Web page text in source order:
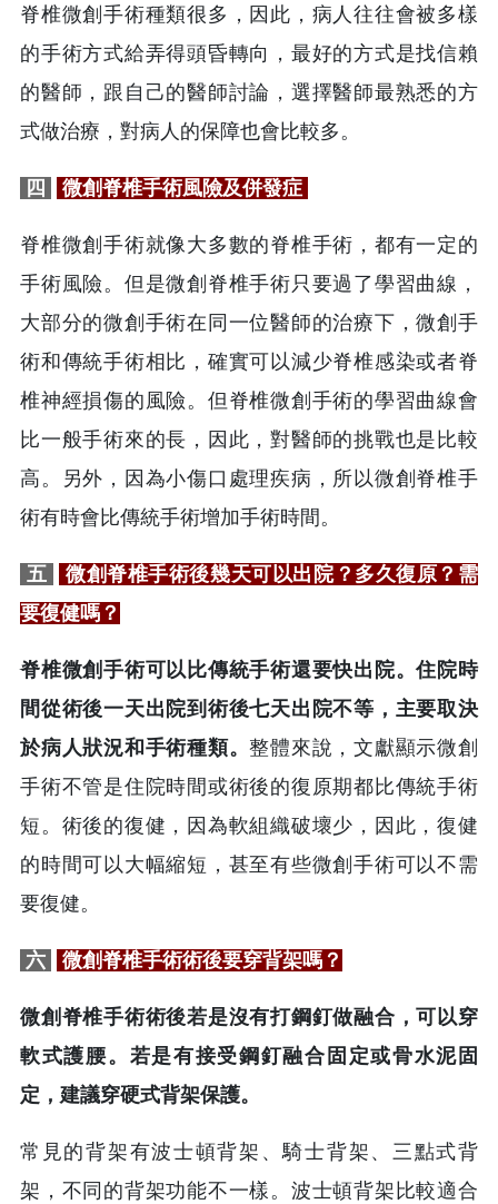
脊椎微創手術種類很多，因此，病人往往會被多樣
的手術方式給弄得頭昏轉向，最好的方式是找信賴
的醫師，跟自己的醫師討論，選擇醫師最熟悉的方
式做治療，對病人的保障也會比較多。
四 微創脊椎手術風險及併發症
脊椎微創手術就像大多數的脊椎手術，都有一定的
手術風險。但是微創脊椎手術只要過了學習曲線，
大部分的微創手術在同一位醫師的治療下，微創手
術和傳統手術相比，確實可以減少脊椎感染或者脊
椎神經損傷的風險。但脊椎微創手術的學習曲線會
比一般手術來的長，因此，對醫師的挑戰也是比較
高。另外，因為小傷口處理疾病，所以微創脊椎手
術有時會比傳統手術增加手術時間。
五
微創脊椎手術後幾天可以出院？多久復原？需
要復健嗎？
脊椎微創手術可以比傳統手術還要快出院。住院時
間從術後一天出院到術後七天出院不等，主要取決
於病人狀況和手術種類。整體來說，文獻顯示微創
手術不管是住院時間或術後的復原期都比傳統手術
短。術後的復健，因為軟組織破壞少，因此，復健
的時間可以大幅縮短，甚至有些微創手術可以不需
要復健。
六 微創脊椎手術術後要穿背架嗎？
微創脊椎手術術後若是沒有打鋼釘做融合，可以穿
軟式護腰。若是有接受鋼釘融合固定或骨水泥固
定，建議穿硬式背架保護。
常見的背架有波士頓背架、騎士背架、三點式背
架，不同的背架功能不一樣。波士頓背架比較適合